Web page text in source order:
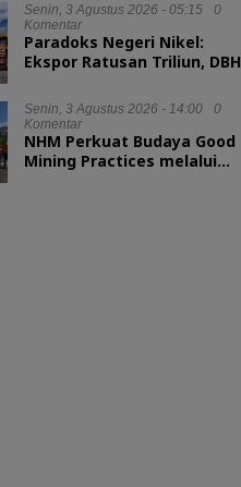
Senin, 3 Agustus 2026 - 05:15
0
Komentar
Paradoks Negeri Nikel:
Ekspor Ratusan Triliun, DBH
Senin, 3 Agustus 2026 - 14:00
0
Komentar
NHM Perkuat Budaya Good
Mining Practices melalui